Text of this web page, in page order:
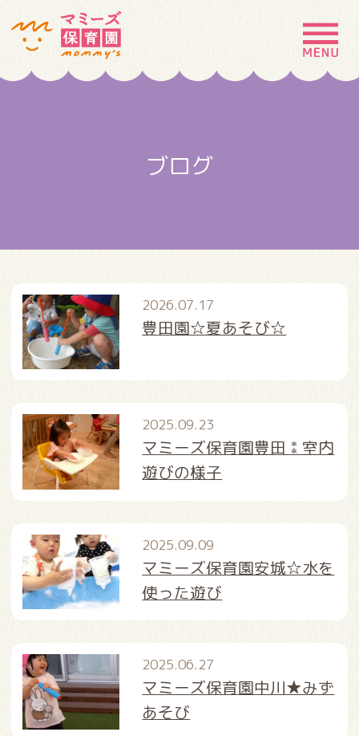
MENU
採用情報 お問い合わせ
ブログ
2026.07.17
豊田園☆夏あそび☆
2025.09.23
マミーズ保育園豊田⁑室内
遊びの様子
2025.09.09
マミーズ保育園安城☆水を
使った遊び
2025.06.27
マミーズ保育園中川★みず
あそび